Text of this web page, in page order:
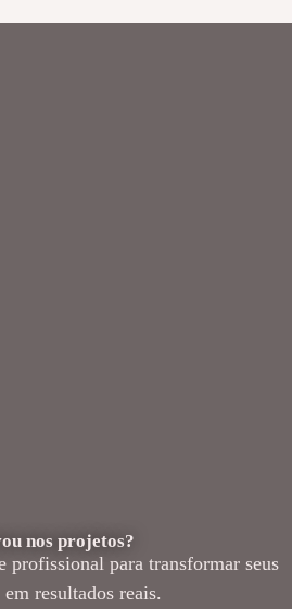
nos projetos?
profissional para transformar seus
resultados reais.